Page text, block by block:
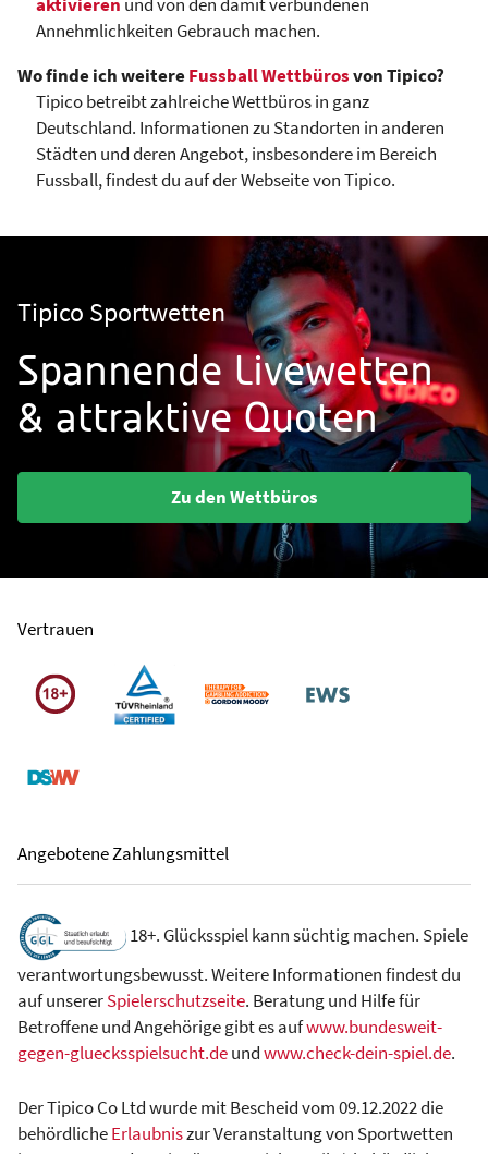
Annehmlichkeiten Gebrauch machen.
Wo finde ich weitereFussball Wettbürosvon Tipico?
Tipico betreibt zahlreiche Wettbüros in ganz
Deutschland. Informationen zu Standorten in anderen
Städten und deren Angebot, insbesondere im Bereich
Fussball, findest du auf der Webseite von Tipico.
Tipico Sportwetten
Spannende Livewetten
& attraktive Quoten
Zu den Wettbüros
Vertrauen
Angebotene Zahlungsmittel
18+. Glücksspiel kann süchtig machen. Spiele
verantwortungsbewusst. Weitere Informationen findest du
auf unsererSpielerschutzseite. Beratung und Hilfe für
Betroffene und Angehörige gibt es aufwww.bundesweit-
gegen-gluecksspielsucht.deundwww.check-dein-spiel.de.
Der Tipico Co Ltd wurde mit Bescheid vom 09.12.2022 die
behördlicheErlaubniszur Veranstaltung von Sportwetten